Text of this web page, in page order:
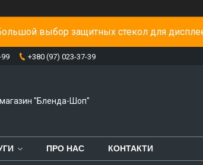
выбор защитных стекол для
+380 (97) 023-37-39
"Бленда-Шоп"
ПРО НАС КОНТАКТИ